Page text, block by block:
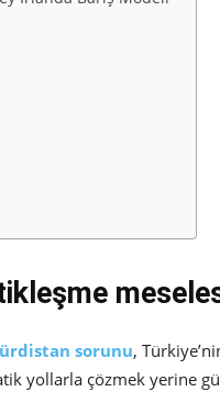
sorunu,
yollarla çözmek yerine